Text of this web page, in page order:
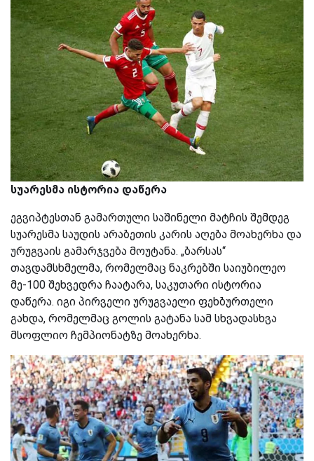
სუარესმა ისტორია დაწერა
ეგვიპტესთან გამართული საშინელი მატჩის შემდეგ
სუარესმა საუდის არაბეთის კარის აღება მოახერხა და
ურუგვაის გამარჯვება მოუტანა. „ბარსას“
თავდამსხმელმა, რომელმაც ნაკრებში საიუბილეო
მე-100 შეხვედრა ჩაატარა, საკუთარი ისტორია
დაწერა. იგი პირველი ურუგვაელი ფეხბურთელი
გახდა, რომელმაც გოლის გატანა სამ სხვადასხვა
მსოფლიო ჩემპიონატზე მოახერხა.